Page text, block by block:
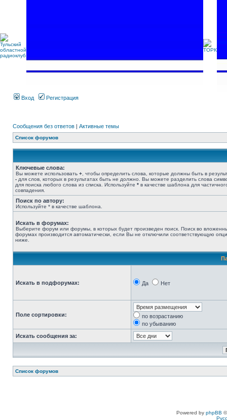
Вход Регистрация
Сообщения без ответов | Активные темы
Список форумов
Ключевые слова:
Вы можете использовать + , чтобы определить слова, которые должны быть в
- для слов, которых в результатах быть не должно. Вы можете разделить слова
для поиска любого слова из списка. Используйте * в качестве шаблона для
совпадения.
Поиск по автору:
Используйте * в качестве шаблона.
Искать в форумах:
Выберите форум или форумы, в которых будет произведен поиск. Поиск во
форумах производится автоматически, если Вы не отключили соответствующую
ниже.
Искать в подфорумах: Да Нет
Поле сортировки:
по возрастанию
по убыванию
Искать сообщения за:
Список форумов
Powered by phpBB